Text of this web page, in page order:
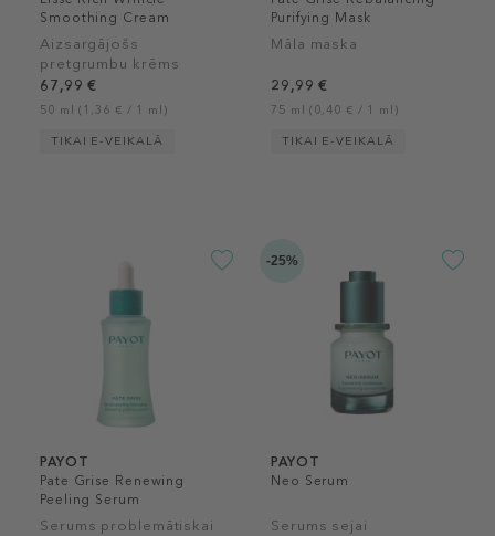
Smoothing Cream
Aizsargājošs
pretgrumbu krēms
sausai ādai
67,99 €
50 ml (1,36 € / 1 ml)
TIKAI E-VEIKALĀ
Purifying Mask
Māla maska
29,99 €
75 ml (0,40 € / 1 ml)
TIKAI E-VEIKALĀ
PAYOT
Pate Grise Renewing
Peeling Serum
Serums problemātiskai
-25%
PAYOT
Neo Serum
Serums sejai